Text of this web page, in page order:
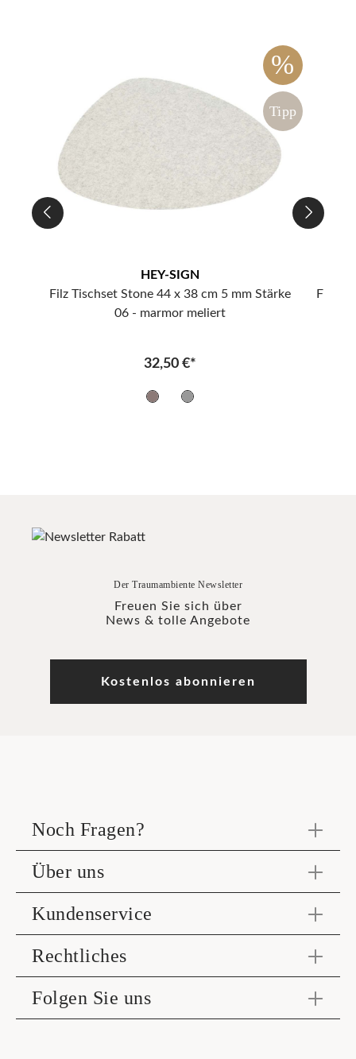
%
Tipp
HEY-SIGN
Filz Tischset Stone 44 x 38 cm 5 mm Stärke
06 - marmor meliert
32,50 €*
Filz
Der Traumambiente Newsletter
Freuen Sie sich über
News & tolle Angebote
Kostenlos abonnieren
Noch Fragen?
Über uns
Kundenservice
Rechtliches
Folgen Sie uns